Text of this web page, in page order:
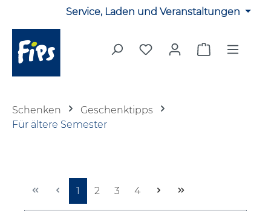
Zum Hauptinhalt springenService, Laden und Veranstaltungen
Du hast 0 Produkte auf
Warenkorb
Schenken
Geschenktipps
Für ältere Semester
Seite
1 Seite
2 Seite
3 Seite
4